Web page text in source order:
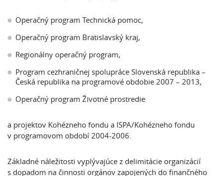
Operačný program Technická pomoc,
Operačný program Bratislavský kraj,
Regionálny operačný program,
Program cezhraničnej spolupráce Slovenská republika –
Česká republika na programové obdobie 2007 – 2013,
Operačný program Životné prostredie
a projektov Kohézneho fondu a ISPA/Kohézneho fondu
v programovom období 2004-2006.
Základné náležitosti vyplývajúce z delimitácie organizácií
s dopadom na činnosti orgánov zapojených do finančného